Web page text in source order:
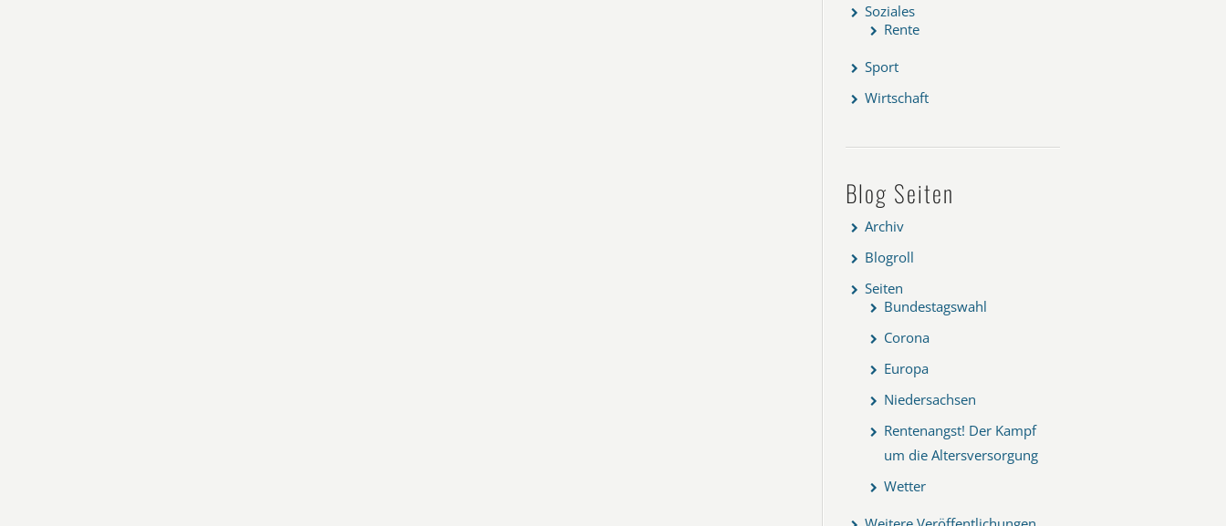
Soziales
Rente
Sport
Wirtschaft
Blog Seiten
Archiv
Blogroll
Seiten
Bundestagswahl
Corona
Europa
Niedersachsen
Rentenangst! Der Kampf
um die Altersversorgung
Wetter